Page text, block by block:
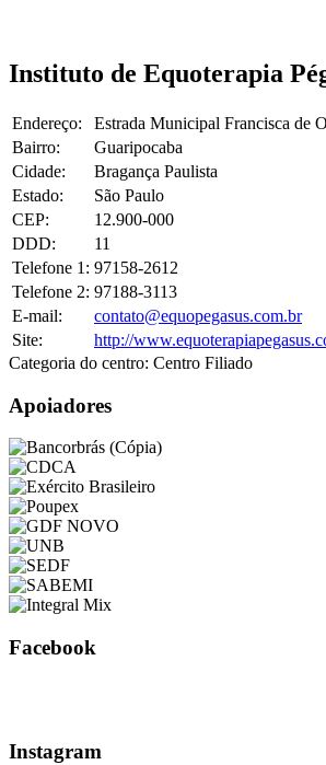
Instituto de Equoterapia
Endereço:
Estrada Municipal Francisca de
Bairro:
Guaripocaba
Cidade:
Bragança Paulista
Estado:
São Paulo
CEP:
12.900-000
DDD:
11
Telefone 1: 97158-2612
Telefone 2: 97188-3113
E-mail:
contato@equopegasus.com.br
Site:
http://
Categoria do centro: Centro Filiado
Apoiadores
Facebook
Instagram